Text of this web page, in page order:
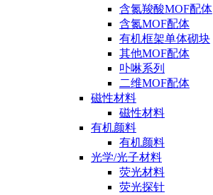
含氮羧酸MOF配体
含氮MOF配体
有机框架单体砌块
其他MOF配体
卟啉系列
二维MOF配体
磁性材料
磁性材料
有机颜料
有机颜料
光学/光子材料
荧光材料
荧光探针